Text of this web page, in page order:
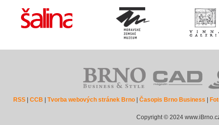
RSS |CCB |Tvorba webových stránek Brno |Časopis Brno Business
Copyright © 2024